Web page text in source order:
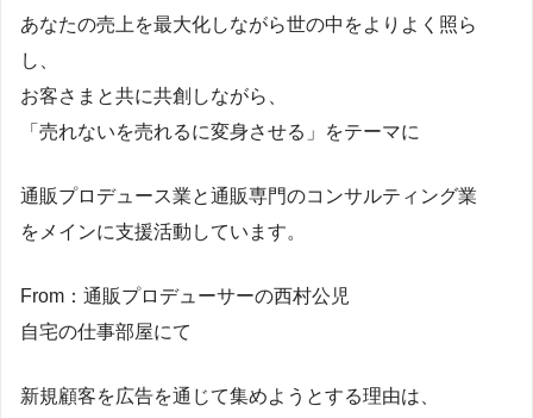
あなたの売上を最大化しながら世の中をよりよく照ら
し、
お客さまと共に共創しながら、
「売れないを売れるに変身させる」をテーマに
通販プロデュース業と通販専門のコンサルティング業
をメインに支援活動しています。
From：通販プロデューサーの西村公児
自宅の仕事部屋にて
新規顧客を広告を通じて集めようとする理由は、